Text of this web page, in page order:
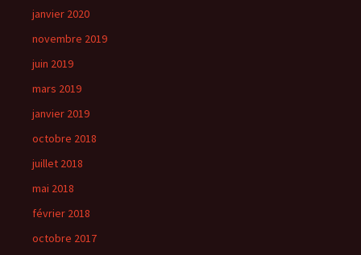
janvier 2020
novembre 2019
juin 2019
mars 2019
janvier 2019
octobre 2018
juillet 2018
mai 2018
février 2018
octobre 2017